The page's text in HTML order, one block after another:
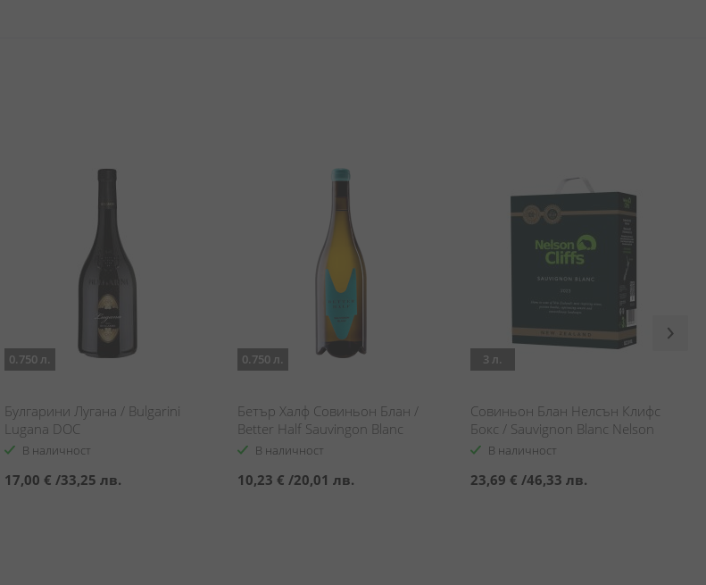
0.750 л.
Булгарини Лугана / Bulgarini
Lugana DOC
В наличност
17,00 € /33,25 лв.
0.750 л.
Бетър Халф Совиньон Блан /
Better Half Sauvingon Blanc
В наличност
10,23 € /20,01 лв.
3 л.
Совиньон Блан Нелсън Клифс
Бокс / Sauvignon Blanc Nelson
Cliffs BiB
В наличност
23,69 € /46,33 лв.